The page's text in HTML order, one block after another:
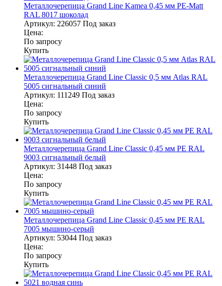
Металлочерепица Grand Line Kamea 0,45 мм PE-Matt
RAL 8017 шоколад
Артикул: 226057 Под заказ
Цена:
По запросу
Купить
Металлочерепица Grand Line Classic 0,5 мм Atlas RAL
5005 сигнальный синий
Артикул: 111249 Под заказ
Цена:
По запросу
Купить
Металлочерепица Grand Line Classic 0,45 мм PE RAL
9003 сигнальный белый
Артикул: 31448 Под заказ
Цена:
По запросу
Купить
Металлочерепица Grand Line Classic 0,45 мм PE RAL
7005 мышино-серый
Артикул: 53044 Под заказ
Цена:
По запросу
Купить